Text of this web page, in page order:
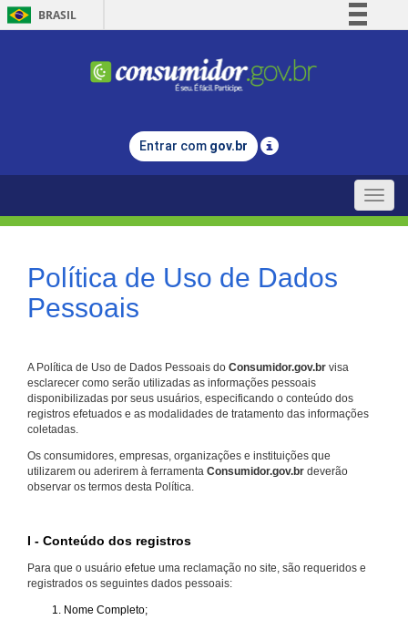
BRASIL
Comunica BR
Legislação
Entrar com gov.br
Toggle
Política de Uso de Dados
Pessoais
A Política de Uso de Dados Pessoais do Consumidor.gov.br visa
esclarecer como serão utilizadas as informações pessoais
disponibilizadas por seus usuários, especificando o conteúdo dos
registros efetuados e as modalidades de tratamento das informações
coletadas.
Os consumidores, empresas, organizações e instituições que
utilizarem ou aderirem à ferramenta Consumidor.gov.br deverão
observar os termos desta Política.
I - Conteúdo dos registros
Para que o usuário efetue uma reclamação no site, são requeridos e
registrados os seguintes dados pessoais:
Nome Completo;